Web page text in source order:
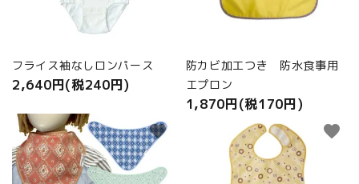
フライス袖なしロンパース
2,640円(税240円)
防カビ加工つき 防水食事用
エプロン
1,870円(税170円)
favorite favorite